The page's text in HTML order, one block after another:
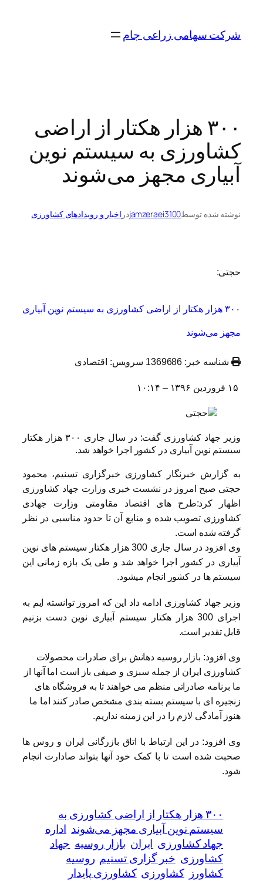
محتواشرکت سهامی زراعی جام
۳۰۰ هزار هکتار از اراضی
کشاورزی به سیستم نوین
آبیاری مجهز می‌شوند
نوشته شده توسطjamzeraei3100در اخبار و رویدادهای کشاورزی
حجتی:
۳۰۰ هزار هکتار از اراضی کشاورزی به سیستم نوین آبیاری
مجهز می‌شوند
شناسه خبر: 1369686 سرویس: اقتصادی
وزیر جهاد کشاورزی گفت: در سال جاری ۳۰۰ هزار هکتار
سیستم نوین آبیاری در کشور اجرا خواهد شد.
به گزارش خبرنگار کشاورزی خبرگزاری تسنیم، محمود
حجتی صبح امروز در نشست خبری وزارت جهاد کشاورزی
اظهار کرد:طرح های اقتصاد مقاومتی وزارت جهادی
کشاورزی تصویب شده و منابع آن تا حدود مناسبی در نظر
گرفته شده است.
وی افزود در سال جاری 300 هزار هکتار سیستم های نوین
آبیاری در کشور اجرا خواهد شد و طی یک بازه زمانی این
سیستم ها در کشور انجام میشود.
وزیر جهاد کشاورزی ادامه داد این که امروز توانسته ایم به
اجرای 300 هزار هکتار سیستم آبیاری نوین دست بزنیم
قابل تقدیر است.
وی افزود: بازار روسیه دهانش برای صادرات محصولات
کشاورزی ایران از جمله سبزی و صیفی باز است اما آنها از
ما برنامه صادراتی منظم می خواهند تا به فروشگاه های
زنجیره ای با سیستم بسته بندی مشخص صادر کنند اما ما
هنوز آمادگی لازم را در این زمینه نداریم.
وی افزود: در این ارتباط با اتاق بازرگانی ایران و روس ها
صحبت شده است تا با کمک خود آنها بتواند صادارت انجام
شود.
۳۰۰ هزار هکتار از اراضی کشاورزی به
سیستم نوین آبیاری مجهز می‌شوند اداره
جهاد کشاورزی ایران بازار روسیه جهاد
کشاورزی خبر گزاری تسنیم روسیه
کشاورز کشاورزی کشاورزی پایدار